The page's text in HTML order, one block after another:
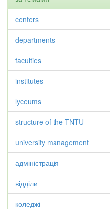
centers
departments
faculties
institutes
lyceums
structure of the TNTU
university management
адміністрація
відділи
коледжі